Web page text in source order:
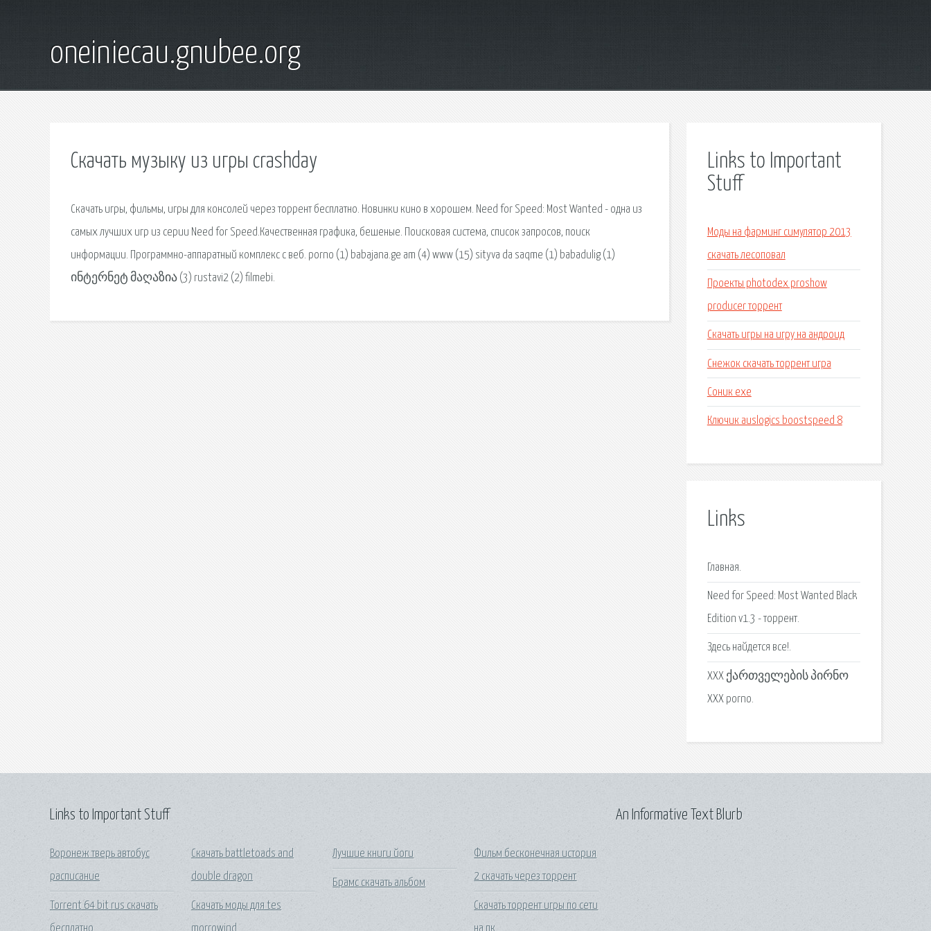
oneiniecau.gnubee.org
Скачать музыку из игры crashday
Скачать игры, фильмы, игры для консолей через торрент бесплатно. Новинки кино в хорошем. Need for Speed: Most Wanted - одна из
самых лучших игр из серии Need for Speed.Качественная графика, бешеные. Поисковая сиcтема, список запросов, поиск
информации. Программно-аппаратный комплекс с веб. porno (1) babajana.ge am (4) www (15) sityva da saqme (1) babadulig (1)
ინტერნეტ მაღაზია (3) rustavi2 (2) filmebi.
Links to Important
Stuff
Моды на фарминг симулятор 2013
скачать лесоповал
Проекты photodex proshow
producer торрент
Скачать игры на игру на андроид
Снежок скачать торрент игра
Соник ехе
Ключик auslogics boostspeed 8
Links
Главная.
Need for Speed: Most Wanted Black
Edition v1.3 - торрент.
Здесь найдется все!.
XXX ქართველების პირნო
XXX porno.
Links to Important Stuff
Воронеж тверь автобус
расписание
Torrent 64 bit rus скачать
Скачать battletoads and
double dragon
Скачать моды для tes
Лучшие книги йоги
Брамс скачать альбом
Фильм бесконечная история
2 скачать через торрент
Скачать торрент игры по сети
An Informative Text Blurb